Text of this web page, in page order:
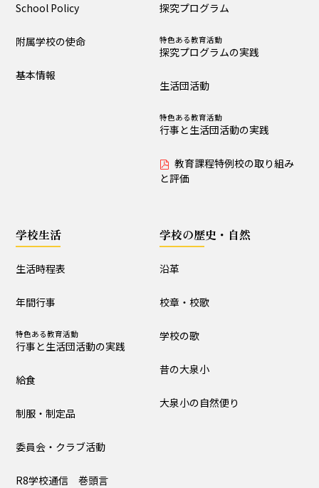
生活時程表 年間行事
特色ある教育活動 給食
制服・制定品
委員会・クラブ活動
施設設備
構内図 富浦寮
入試情報
編入学調査・募集について
School Policy
附属学校の使命
基本情報
探究プログラム
特色ある教育活動
探究プログラムの実践
生活団活動
特色ある教育活動
行事と生活団活動の実践
教育課程特例校の取り組み
と評価
学校生活
生活時程表
年間行事
特色ある教育活動
行事と生活団活動の実践
給食
制服・制定品
委員会・クラブ活動
R8学校通信 巻頭言
学校の歴史・自然
沿革
校章・校歌
学校の歌
昔の大泉小
大泉小の自然便り